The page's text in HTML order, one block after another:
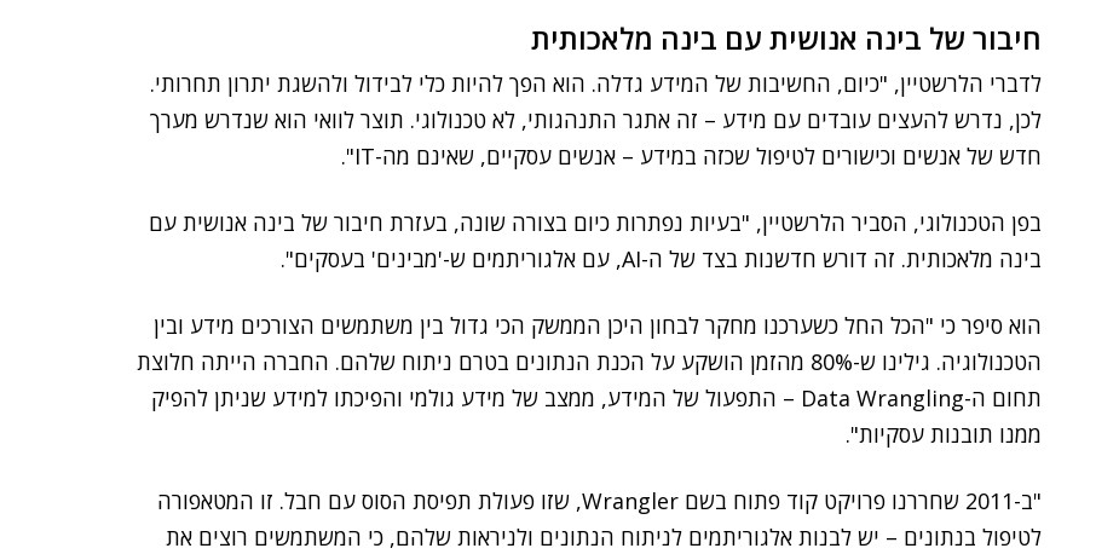
חיבור של בינה אנושית עם בינה מלאכותית
לדברי הלרשטיין, "כיום, החשיבות של המידע גדלה. הוא הפך להיות כלי לבידול ולהשגת יתרון תחרותי.
לכן, נדרש להעצים עובדים עם מידע – זה אתגר התנהגותי, לא טכנולוגי. תוצר לוואי הוא שנדרש מערך
חדש של אנשים וכישורים לטיפול שכזה במידע – אנשים עסקיים, שאינם מה-IT".
בפן הטכנולוגי, הסביר הלרשטיין, "בעיות נפתרות כיום בצורה שונה, בעזרת חיבור של בינה אנושית עם
בינה מלאכותית. זה דורש חדשנות בצד של ה-AI, עם אלגוריתמים ש-'מבינים' בעסקים".
הוא סיפר כי "הכל החל כשערכנו מחקר לבחון היכן הממשק הכי גדול בין משתמשים הצורכים מידע ובין
הטכנולוגיה. גילינו ש-80% מהזמן הושקע על הכנת הנתונים בטרם ניתוח שלהם. החברה הייתה חלוצת
תחום ה-Data Wrangling – התפעול של המידע, ממצב של מידע גולמי והפיכתו למידע שניתן להפיק
ממנו תובנות עסקיות".
"ב-2011 שחררנו פרויקט קוד פתוח בשם Wrangler, שזו פעולת תפיסת הסוס עם חבל. זו המטאפורה
לטיפול בנתונים – יש לבנות אלגוריתמים לניתוח הנתונים ולניראות שלהם, כי המשתמשים רוצים את